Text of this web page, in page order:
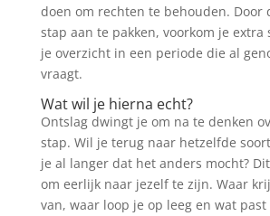
doen om rechten te behouden. Door
stap aan te pakken, voorkom je extra
je overzicht in een periode die al
vraagt.
Wat wil je hierna echt?
Ontslag dwingt je om na te denken
stap. Wil je terug naar hetzelfde
je al langer dat het anders mocht?
om eerlijk naar jezelf te zijn. Waar
van, waar loop je op leeg en wat